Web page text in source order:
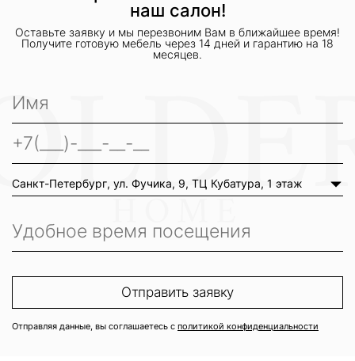
наш салон!
Оставьте заявку и мы перезвоним Вам в ближайшее время!
Получите готовую мебель через 14 дней и гарантию на 18
месяцев.
Санкт-Петербург, ул. Фучика, 9, ТЦ Кубатура, 1 этаж
Отправляя данные, вы соглашаетесь с политикой конфиденциальности